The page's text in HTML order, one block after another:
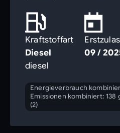
Kraftstoffart
Diesel
09 /
diesel
Energieverbrauch
Emissionen kombiniert: 138
(2)